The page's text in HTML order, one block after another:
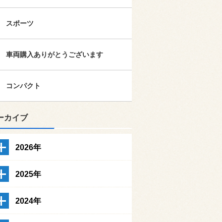
スポーツ
車両購入ありがとうございます
コンパクト
カイブ
2026年
2025年
2024年